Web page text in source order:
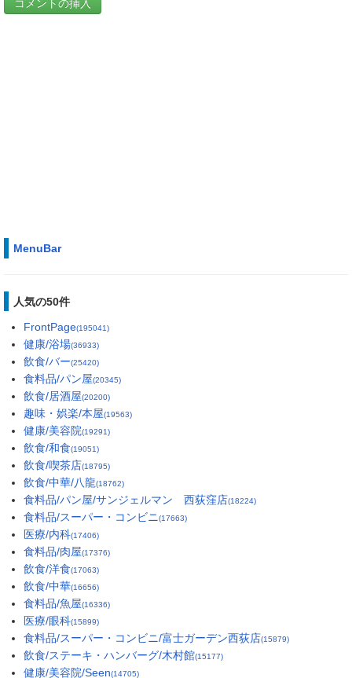
MenuBar
人気の50件
FrontPage(195041)
健康/浴場(36933)
飲食/バー(25420)
食料品/パン屋(20345)
飲食/居酒屋(20200)
趣味・娯楽/本屋(19563)
健康/美容院(19291)
飲食/和食(19051)
飲食/喫茶店(18795)
飲食/中華/八龍(18762)
食料品/パン屋/サンジェルマン 西荻窪店(18224)
食料品/スーパー・コンビニ(17663)
医療/内科(17406)
食料品/肉屋(17376)
飲食/洋食(17063)
飲食/中華(16656)
食料品/魚屋(16336)
医療/眼科(15899)
食料品/スーパー・コンビニ/富士ガーデン西荻店(15879)
飲食/ステーキ・ハンバーグ/木村館(15177)
健康/美容院/Seen(14705)